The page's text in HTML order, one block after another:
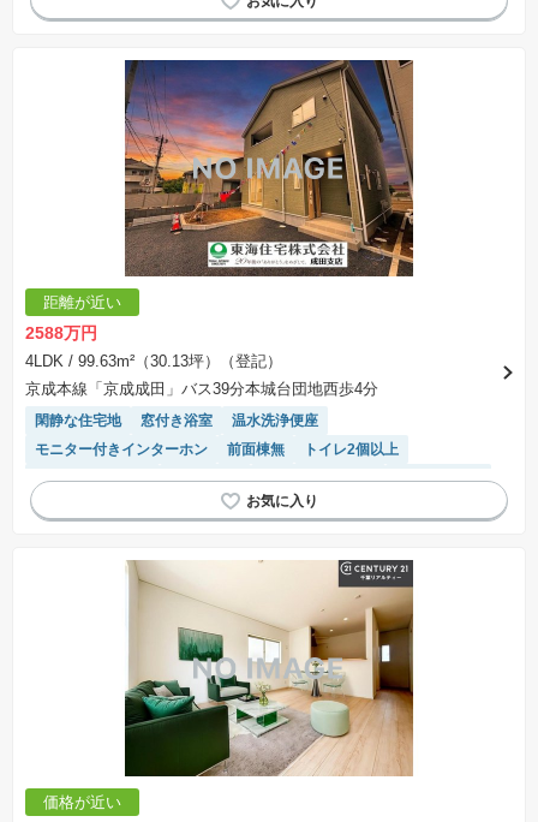
距離が近い
2588万円
4LDK / 99.63m²（30.13坪）（登記）
京成本線「京成成田」バス39分本城台団地西歩4分
閑静な住宅地 窓付き浴室
温水洗浄便座
モニター付きインターホン
前面棟無
トイレ2個以上
ルーフバルコニー
陽当り良好 システムキッチン
対面キッチン
浴室乾燥機
価格が近い